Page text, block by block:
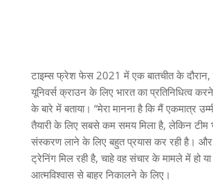
टाइम्स फ्रेश फेस 2021 में एक बातचीत के दौरान,
यूनिवर्स क्राउन के लिए भारत का प्रतिनिधित्व
के बारे में बताया। “मेरा मानना ​​​​है कि मैं एकमात्र
तैयारी के लिए सबसे कम समय मिला है, लेकिन टीम
संस्करण लाने के लिए बहुत प्रयास कर रही है। और
ट्रेनिंग मिल रही है, चाहे वह संचार के मामले में हो
आत्मविश्वास से बाहर निकालने के लिए।